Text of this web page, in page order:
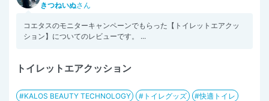
きつねいぬさん
コエタスのモニターキャンペーンでもらった【トイレットエアクッ
ション】についてのレビューです。 ...
トイレットエアクッション
KALOS BEAUTY TECHNOLOGY トイレグッズ
快適トイレ